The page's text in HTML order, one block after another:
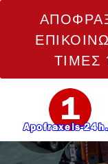
ΤΙΜΕΣ